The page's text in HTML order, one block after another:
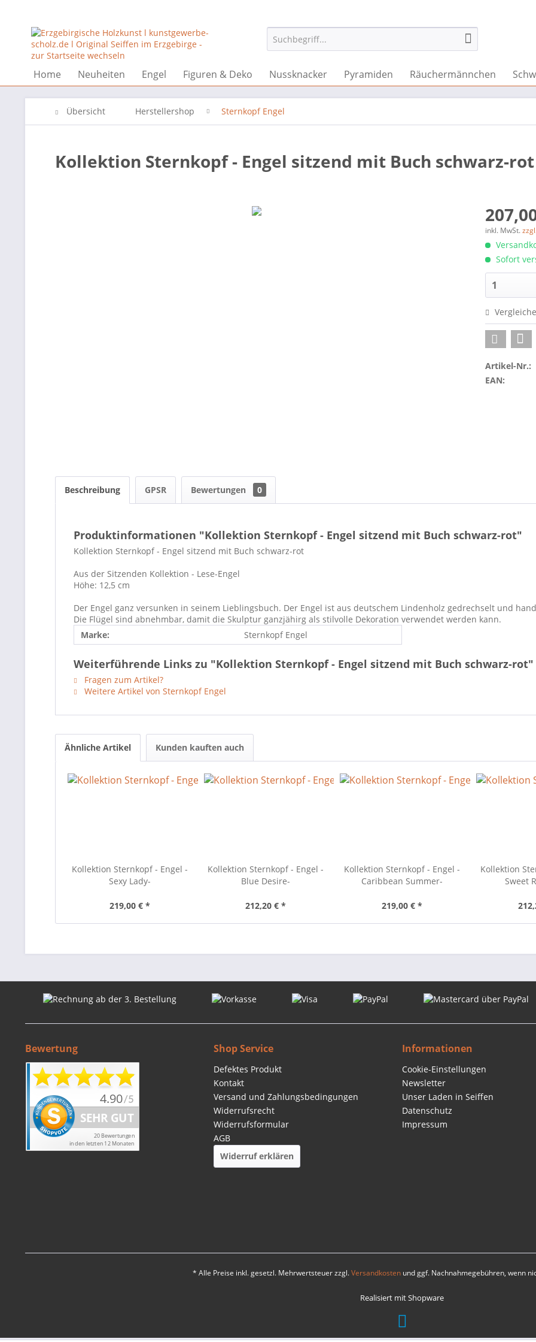
Home Neuheiten Engel Figuren & Deko Nussknacker Pyramiden Räuchermännchen
Übersicht Herstellershop Sternkopf Engel
Kollektion Sternkopf - Engel sitzend mit Buch schwarz-rot
inkl. MwSt.
Sofort
Artikel-Nr.:
EAN:
Beschreibung GPSR Bewertungen 0
Produktinformationen "Kollektion Sternkopf - Engel sitzend mit Buch schwarz-rot"
Kollektion Sternkopf - Engel sitzend mit Buch schwarz-rot
Aus der Sitzenden Kollektion - Lese-Engel
Höhe: 12,5 cm
Der Engel ganz versunken in seinem Lieblingsbuch. Der Engel ist aus deutschem Lindenholz gedrechselt und
Die Flügel sind abnehmbar, damit die Skulptur ganzjähirg als stilvolle Dekoration verwendet werden kann.
Marke:
Sternkopf Engel
Weiterführende Links zu "Kollektion Sternkopf - Engel sitzend mit Buch schwarz-rot"
Fragen zum Artikel?
Weitere Artikel von Sternkopf Engel
Ähnliche Artikel Kunden kauften auch
Kollektion Sternkopf - Engel -
Sexy Lady-
219,00 € *
Kollektion Sternkopf - Engel -
Blue Desire-
212,20 € *
Kollektion Sternkopf - Engel -
Caribbean Summer-
219,00 € *
Kollektion
Sweet
Bewertung Shop Service
Defektes Produkt
Kontakt
Versand und Zahlungsbedingungen
Widerrufsrecht
Widerrufsformular
AGB
Widerruf erklären
Informationen
Cookie-Einstellungen
Newsletter
Unser Laden in Seiffen
Datenschutz
Impressum
* Alle Preise inkl. gesetzl. Mehrwertsteuer zzgl.Versandkostenund ggf. Nachnahmegebühren, wenn
Realisiert mit Shopware